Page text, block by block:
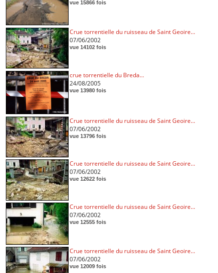
vue 15866 fois
Crue torrentielle du ruisseau de Saint Geoire...
07/06/2002
vue 14102 fois
crue torrentielle du Breda...
24/08/2005
vue 13980 fois
Crue torrentielle du ruisseau de Saint Geoire...
07/06/2002
vue 13796 fois
Crue torrentielle du ruisseau de Saint Geoire...
07/06/2002
vue 12622 fois
Crue torrentielle du ruisseau de Saint Geoire...
07/06/2002
vue 12555 fois
Crue torrentielle du ruisseau de Saint Geoire...
07/06/2002
vue 12009 fois